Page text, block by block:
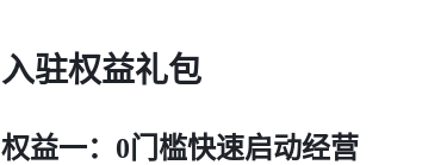
入驻权益礼包
权益一：0门槛快速启动经营